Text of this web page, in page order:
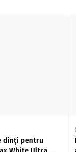
dinți pentru